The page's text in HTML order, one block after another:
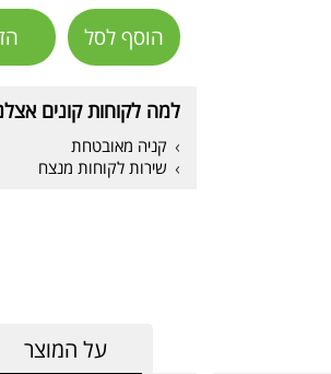
הוסף לסל
למה לקוחות קונים
קניה מאובטחת
שירות לקוחות מנצח
על המוצר